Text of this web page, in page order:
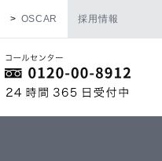
OSCAR 採用情報